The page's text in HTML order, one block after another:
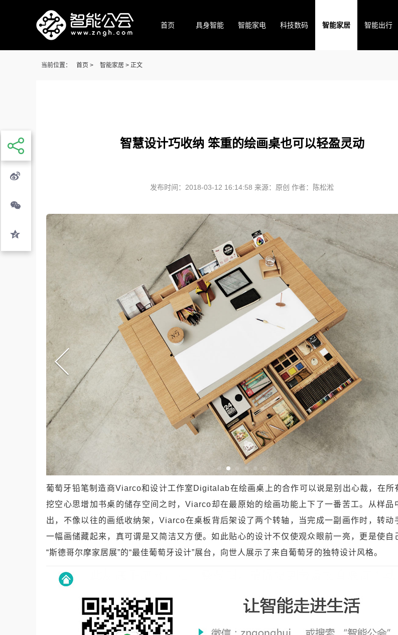
首页 具身智能 智能家电 科技数码 智能家居 智能出行
当前位置： 首页 > 智能家居 > 正文
智慧设计巧收纳 笨重的绘画桌也可以轻盈灵动
发布时间：2018-03-12 16:14:58 来源：原创 作者：陈松淞
葡萄牙铅笔制造商Viarco和设计工作室Digitalab在绘画桌上的合作可以说是别出心裁，在所
挖空心思增加书桌的储存空间之时，Viarco却在最原始的绘画功能上下了一番苦工。从样品
出，不像以往的画纸收纳架，Viarco在桌板背后架设了两个转轴，当完成一副画作时，转动
一幅画储藏起来，真可谓是又简洁又方便。如此贴心的设计不仅使观众眼前一亮，更是使自
“斯德哥尔摩家居展”的“最佳葡萄牙设计”展台，向世人展示了来自葡萄牙的独特设计风格。